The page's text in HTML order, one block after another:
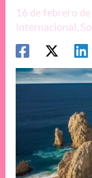
16 de febrero
Internacional,